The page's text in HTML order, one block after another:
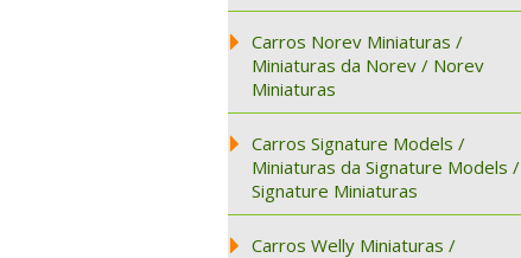
Carros Norev Miniaturas /
Miniaturas da Norev / Norev
Miniaturas
Carros Signature Models /
Miniaturas da Signature Models /
Signature Miniaturas
Carros Welly Miniaturas /